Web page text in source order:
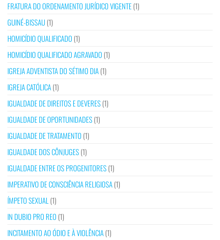
FRATURA DO ORDENAMENTO JURÍDICO VIGENTE(1)
GUINÉ-BISSAU(1)
HOMICÍDIO QUALIFICADO (1)
HOMICÍDIO QUALIFICADO AGRAVADO (1)
IGREJA ADVENTISTA DO SÉTIMO DIA(1)
IGREJA CATÓLICA(1)
IGUALDADE DE DIREITOS E DEVERES(1)
IGUALDADE DE OPORTUNIDADES(1)
IGUALDADE DE TRATAMENTO (1)
IGUALDADE DOS CÔNJUGES(1)
IGUALDADE ENTRE OS PROGENITORES(1)
IMPERATIVO DE CONSCIÊNCIA RELIGIOSA(1)
ÍMPETO SEXUAL (1)
IN DUBIO PRO REO (1)
INCITAMENTO AO ÓDIO E À VIOLÊNCIA(1)